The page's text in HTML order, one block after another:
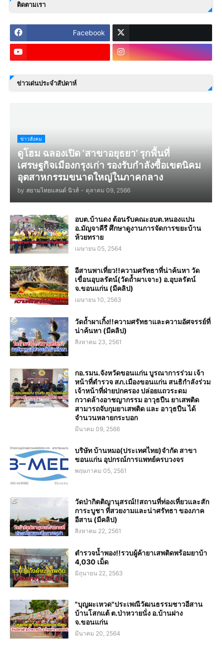
ติดตามเรา
Facebook
ข่าวเด่นประจำสัปดาห์
ข่าวสังคม
ดูโฮม ฉลองเปิด ‘สาขาอยุธยา’ รุกพื้นที่
เศรษฐกิจเมืองกรุงเก่า รองรับกำลังซื้อเขตนิคม
อุตสาหกรรมขนาดใหญ่ในภาคกลาง
by สยามไทยแลนด์ นิวส์ - ตุลาคม 09, 2566
อบต.บ้านดง ต้อนรับคณะอบต.หนองแปน
อ.มัญจาคีรี ศึกษาดูงานการจัดการขยะบ้าน
ห้วยทราย
เมษายน 05, 2564
อีสานพาเที่ยว!!ความศรัทธาที่น่าค้นหา วัด
เขื่อนอุบลรัตน์(วัดถ้ำผาเจาะ) อ.อุบลรัตน์
จ.ขอนแก่น (มีคลิป)
เมษายน 10, 2563
วัดถ้ำผาเกิ้ง!!ความศรัทธาและความอัศจรรย์ที่
น่าค้นหา (มีคลิป)
สิงหาคม 23, 2561
กอ.รมน.จังหวัดขอนแก่น บูรณาการร่วม เจ้า
หน้าที่ตำรวจ สภ.เมืองขอนแก่น สนธิกำลังร่วม
เจ้าหน้าที่ฝ่ายปกครอง ปล่อยแถวระดม
กวาดล้างอาชญากรรม อาวุธปืน ยาเสพติด
สามารถจับกุมยาเสพติด และ อาวุธปืน ได้
จำนวนหลายกระบอก
มีนาคม 09, 2566
บริษัท บ้านหมอ(ประเทศไทย)จำกัด สาขา
ขอนแก่น อุปกรณ์การแพทย์ครบวงจร
พฤษภาคม 05, 2561
วัดป่ากิตติญานุสรณ์!!สถานที่ท่องเที่ยวและสัก
การะบูชา ที่สวยงามและน่าศรัทธา ของภาค
อีสาน (มีคลิป)
สิงหาคม 22, 2561
ตำรวจน้ำพอง!!รวบผู้ค้ายาเสพติดพร้อมยาบ้า
4,030 เม็ด
มิถุนายน 22, 2563
"บุญผะเหวด"ประเพณีวัฒนธรรมชาวอีสาน
บ้านโสกแต้ ต.ป่าหวายนั่ง อ.บ้านฝาง
จ.ขอนแก่น
มีนาคม 20, 2564